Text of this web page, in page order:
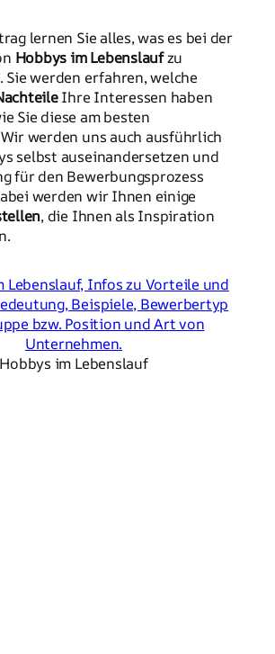
lernen Sie alles, was es bei der
Hobbys im Lebenslaufzu
Sie werden erfahren, welche
Ihre Interessen haben
Sie diese am besten
werden uns auch ausführlich
selbst auseinandersetzen und
für den Bewerbungsprozess
werden wir Ihnen einige
, die Ihnen als Inspiration
Hobbys im Lebenslauf